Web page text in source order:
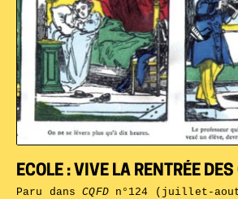
ECOLE : VIVE LA RENTRÉE
Paru dansCQFDn°124 (juillet-aout-